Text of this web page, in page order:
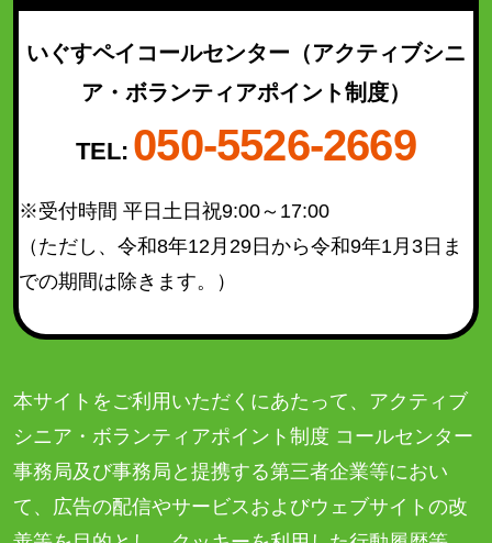
いぐすペイコールセンター （アクティブシニ
ア・ボランティアポイント制度）
TEL: 050-5526-2669
※受付時間 平日土日祝9:00～17:00
（ただし、令和8年12月29日から令和9年1月3日ま
での期間は除きます。）
本サイトをご利用いただくにあたって、アクティブ
シニア・ボランティアポイント制度 コールセンター
事務局及び事務局と提携する第三者企業等におい
て、広告の配信やサービスおよびウェブサイトの改